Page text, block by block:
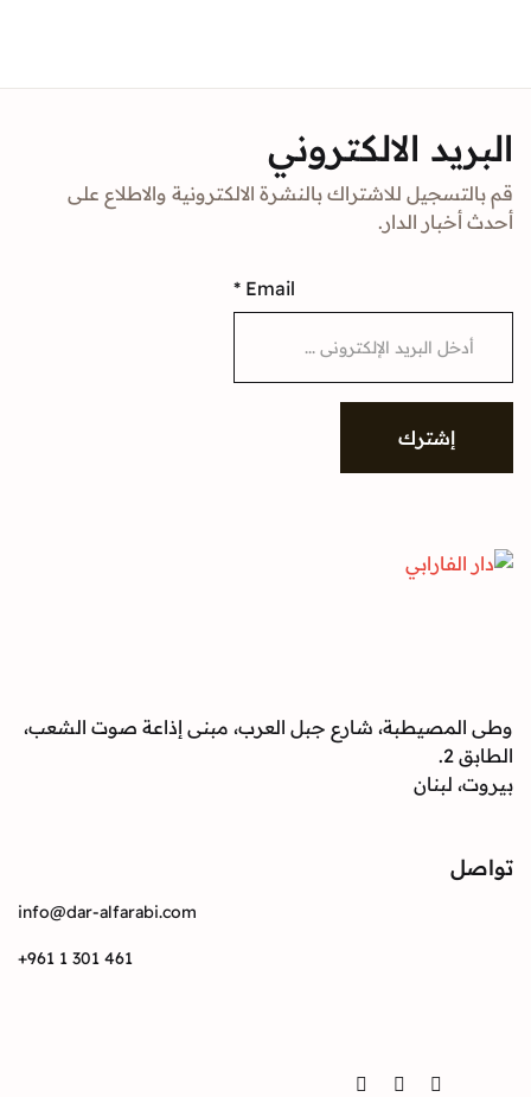
البريد الالكتروني
قم بالتسجيل للاشتراك بالنشرة الالكترونية والاطلاع على
أحدث أخبار الدار.
Email
*
إشترك
وطى المصيطبة، شارع جبل العرب، مبنى إذاعة صوت الشعب،
الطابق 2.
بيروت، لبنان
تواصل
info@dar-alfarabi.com
+961 1 301 461
Facebook
Instagram
Twitter